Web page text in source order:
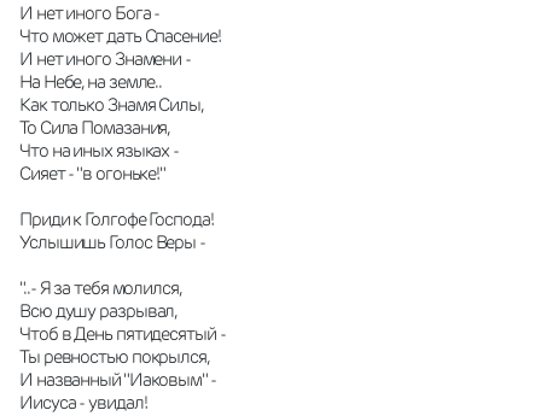
И нет иного Бога -
Что может дать Спасение!
И нет иного Знамени -
На Небе, на земле..
Как только Знамя Силы,
То Сила Помазания,
Что на иных языках -
Сияет - "в огоньке!"
Приди к Голгофе Господа!
Услышишь Голос Веры -
"..- Я за тебя молился,
Всю душу разрывал,
Чтоб в День пятидесятый -
Ты ревностью покрылся,
И названный "Иаковым" -
Иисуса - увидал!